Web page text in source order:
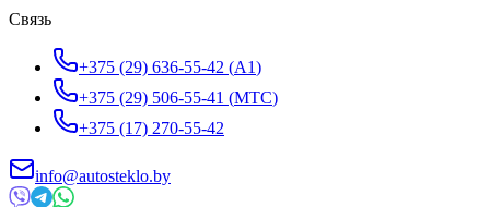
Связь
+375 (29) 636-55-42 (A1)
+375 (29) 506-55-41 (МТС)
+375 (17) 270-55-42
info@autosteklo.by